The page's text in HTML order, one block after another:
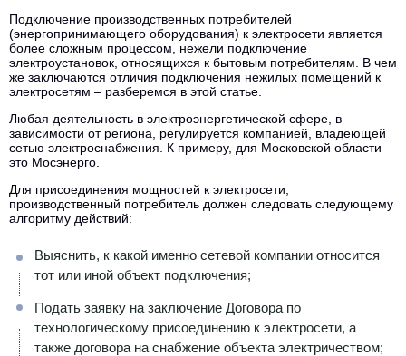
Подключение производственных потребителей
(энергопринимающего оборудования) к электросети является
более сложным процессом, нежели подключение
электроустановок, относящихся к бытовым потребителям. В чем
же заключаются отличия подключения нежилых помещений к
электросетям – разберемся в этой статье.
Любая деятельность в электроэнергетической сфере, в
зависимости от региона, регулируется компанией, владеющей
сетью электроснабжения. К примеру, для Московской области –
это Мосэнерго.
Для присоединения мощностей к электросети,
производственный потребитель должен следовать следующему
алгоритму действий:
Выяснить, к какой именно сетевой компании относится
тот или иной объект подключения;
Подать заявку на заключение Договора по
технологическому присоединению к электросети, а
также договора на снабжение объекта электричеством;